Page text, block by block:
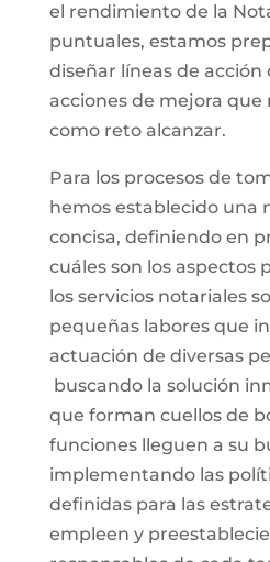
el rendimiento de la
puntuales, estamos
diseñar líneas de acción
acciones de mejora que
como reto alcanzar.
Para los procesos de
hemos establecido una
concisa, definiendo en
cuáles son los aspectos
los servicios notariales
pequeñas labores que
actuación de diversas
buscando la solución
que forman cuellos de
funciones lleguen a su
implementando las
definidas para las
empleen y